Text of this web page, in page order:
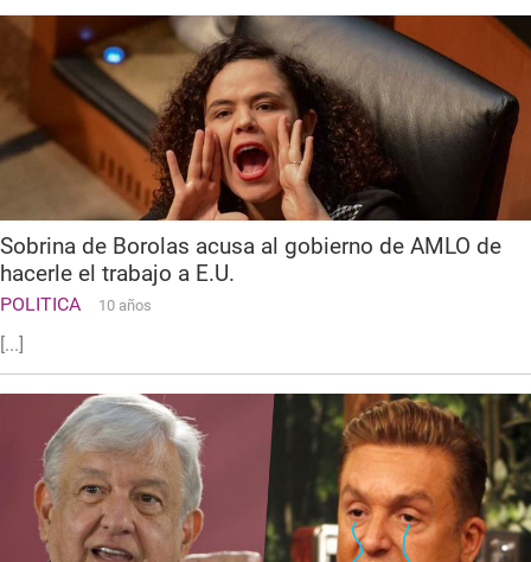
Sobrina de Borolas acusa al gobierno de AMLO de
hacerle el trabajo a E.U.
POLITICA 10 años
[...]